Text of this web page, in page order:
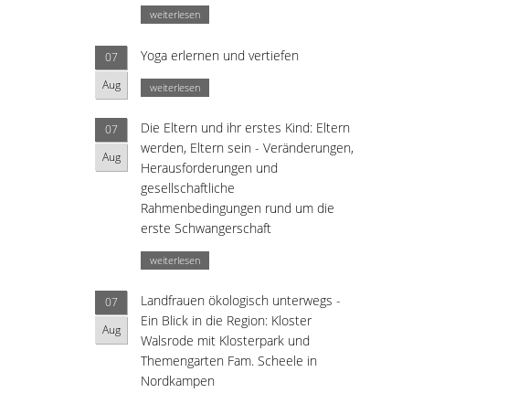
weiterlesen
07
Aug
Yoga erlernen und vertiefen
weiterlesen
07
Aug
Die Eltern und ihr erstes Kind: Eltern
werden, Eltern sein - Veränderungen,
Herausforderungen und
gesellschaftliche
Rahmenbedingungen rund um die
erste Schwangerschaft
weiterlesen
07
Aug
Landfrauen ökologisch unterwegs -
Ein Blick in die Region: Kloster
Walsrode mit Klosterpark und
Themengarten Fam. Scheele in
Nordkampen